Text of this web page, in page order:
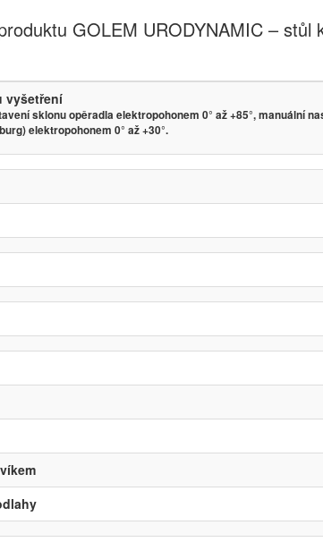
GOLEM URODYNAMIC –
vyšetření
sklonu opěradla elektropohonem 0° až +85°, manuální
elektropohonem 0° až +30°.